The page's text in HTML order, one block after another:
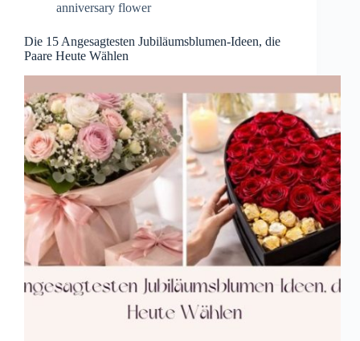
anniversary flower
Die 15 Angesagtesten Jubiläumsblumen-Ideen, die
Paare Heute Wählen